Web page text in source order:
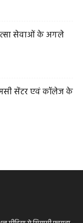
सेवाओं के अगले
सेंटर एवं कॉलेज के